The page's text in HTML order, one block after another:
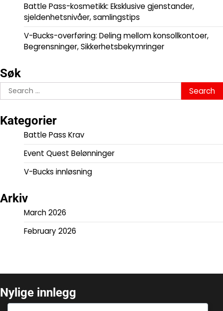
Battle Pass-kosmetikk: Eksklusive gjenstander,
sjeldenhetsnivåer, samlingstips
V-Bucks-overføring: Deling mellom konsollkontoer,
Begrensninger, Sikkerhetsbekymringer
Søk
Search
for:
Kategorier
Battle Pass Krav
Event Quest Belønninger
V-Bucks innløsning
Arkiv
March 2026
February 2026
Nylige innlegg
Arrangementssamarbeid: Partnerskap,